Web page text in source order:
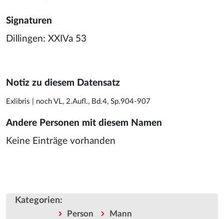
Signaturen
Dillingen: XXIVa 53
Notiz zu diesem Datensatz
Exlibris | noch VL, 2.Aufl., Bd.4, Sp.904-907
Andere Personen mit diesem Namen
Keine Einträge vorhanden
Kategorien:
Person
Mann